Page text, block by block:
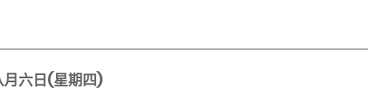
月六日(星期四)